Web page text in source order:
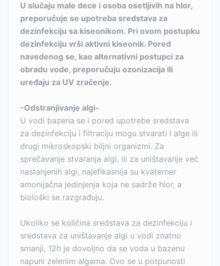
U slučaju male dece i osoba osetljivih na hlor,
preporučuje se upotreba sredstava za
dezinfekciju sa kiseonikom. Pri ovom postupku
dezinfekciju vrši aktivni kiseonik. Pored
navedenog se, kao alternativni postupci za
obradu vode, preporučuju ozonizacija ili
uređaju za UV zračenje.
-Odstranjivanje algi-
U vodi bazena se i pored upotrebe sredstava
za dezinfekciju i filtraciju mogu stvarati i alge ili
drugi mikroskopski biljni organizmi. Za
sprečavanje stvaranja algi, ili za uništavanje već
nastanjenih algi, najefikasnija su kvaterner
amonijačna jedinjenja koja ne sadrže hlor, a
biološki se razgrađuju.
Ukoliko se količina sredstava za dezinfekciju i
sredstava za uništavanje algi u vodi znatno
smanji, 12h je dovoljno da se voda u bazenu
napuni zelenim algama. Ovo se u potpunosti